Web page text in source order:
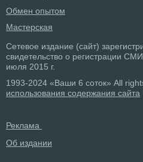
Обмен опытом
Мастерская
Сетевое издание (сайт)
свидетельство о регистрации
июля 2015 г.
1993-2024 «Ваши 6 соток» All
использования содержания сайта
Реклама
Об издании